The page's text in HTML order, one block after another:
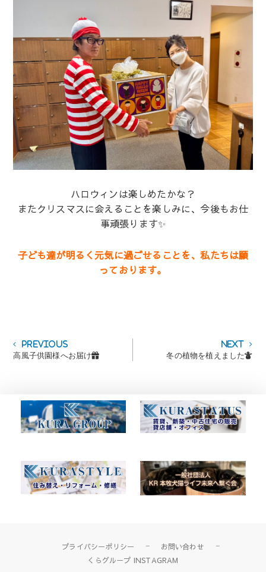
ハロウィンは楽しめたかな？
またクリスマスに会えることを楽しみに、今後もお仕
事頑張ります✨
子ども達が明るく元気に過ごせることを、私たちは願
っております。
投
稿
ゲ
ー
シ
ン
PreviousPrevious
post:
高風子供園様へお届け🎁
Next
post:冬の植物を植えました⛄
プライバシーポリシー
お問い合わせ
くらグループ INSTAGRAM